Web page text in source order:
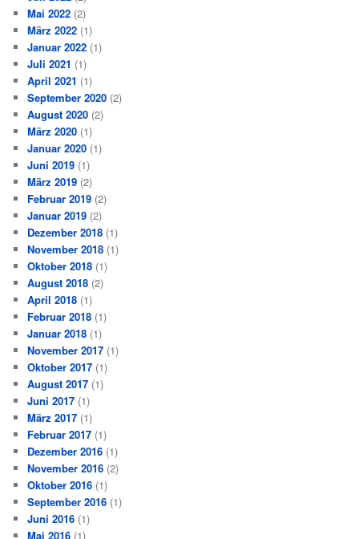
Mai 2022 (2)
März 2022 (1)
Januar 2022 (1)
Juli 2021 (1)
April 2021 (1)
September 2020 (2)
August 2020 (2)
März 2020 (1)
Januar 2020 (1)
Juni 2019 (1)
März 2019 (2)
Februar 2019 (2)
Januar 2019 (2)
Dezember 2018 (1)
November 2018 (1)
Oktober 2018 (1)
August 2018 (2)
April 2018 (1)
Februar 2018 (1)
Januar 2018 (1)
November 2017 (1)
Oktober 2017 (1)
August 2017 (1)
Juni 2017 (1)
März 2017 (1)
Februar 2017 (1)
Dezember 2016 (1)
November 2016 (2)
Oktober 2016 (1)
September 2016 (1)
Juni 2016 (1)
Mai 2016 (1)